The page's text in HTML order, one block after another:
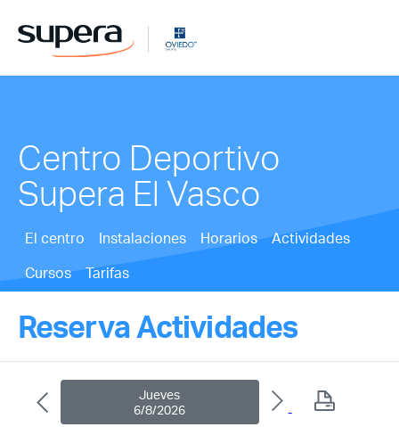
Centro Deportivo
Supera El Vasco
El centro Instalaciones Horarios
Actividades
Cursos
Tarifas
Reserva Actividades
Jueves
6/8/2026